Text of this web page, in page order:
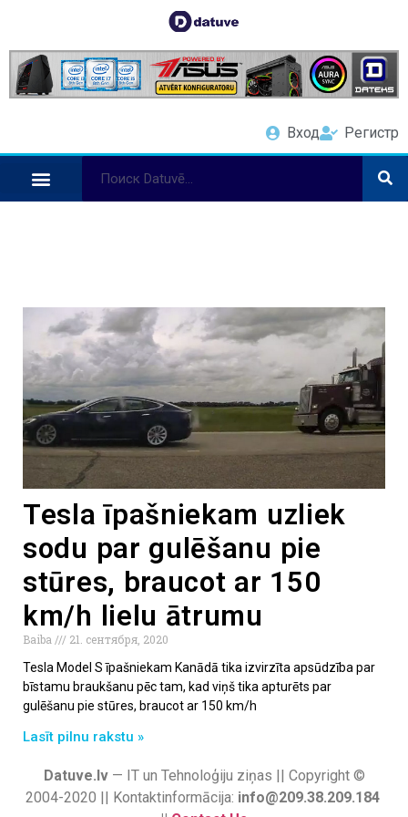
Вход Регистр
Tesla īpašniekam uzliek
sodu par gulēšanu pie
stūres, braucot ar 150
km/h lielu ātrumu
Baiba
21. сентября, 2020
Tesla Model S īpašniekam Kanādā tika izvirzīta apsūdzība par
bīstamu braukšanu pēc tam, kad viņš tika apturēts par
gulēšanu pie stūres, braucot ar 150 km/h
Lasīt pilnu rakstu »
Datuve.lv— IT un Tehnoloģiju ziņas || Copyright ©
2004-2020 || Kontaktinformācija: info@209.38.209.184